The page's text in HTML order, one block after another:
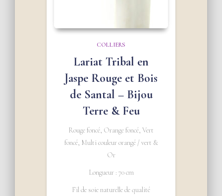
COLLIERS
Lariat Tribal en
Jaspe Rouge et Bois
de Santal – Bijou
Terre & Feu
Rouge foncé, Orange foncé, Vert
foncé, Multi couleur orangé / vert &
Or
Longueur : 70 cm
Fil de soie naturelle de qualité